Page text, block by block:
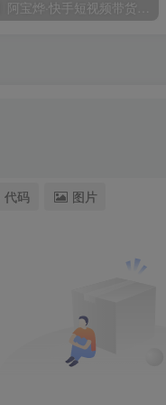
【精】阿宝烨·快手短视频带货课，短视频拍摄、爆款选品、直播带货
代码 图片